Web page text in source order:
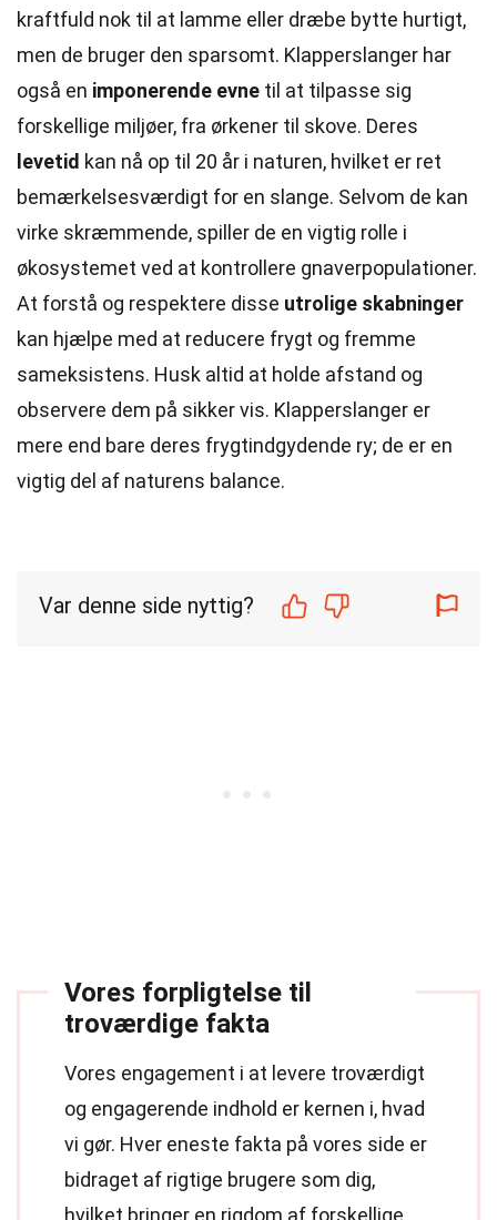
kraftfuld nok til at lamme eller dræbe bytte hurtigt,
men de bruger den sparsomt. Klapperslanger har
også en imponerende evne til at tilpasse sig
forskellige miljøer, fra ørkener til skove. Deres
levetid kan nå op til 20 år i naturen, hvilket er ret
bemærkelsesværdigt for en slange. Selvom de kan
virke skræmmende, spiller de en vigtig rolle i
økosystemet ved at kontrollere gnaverpopulationer.
At forstå og respektere disse utrolige skabninger
kan hjælpe med at reducere frygt og fremme
sameksistens. Husk altid at holde afstand og
observere dem på sikker vis. Klapperslanger er
mere end bare deres frygtindgydende ry; de er en
vigtig del af naturens balance.
Var denne side nyttig?
Vores forpligtelse til
troværdige fakta
Vores engagement i at levere troværdigt
og engagerende indhold er kernen i, hvad
vi gør. Hver eneste fakta på vores side er
bidraget af rigtige brugere som dig,
hvilket bringer en rigdom af forskellige